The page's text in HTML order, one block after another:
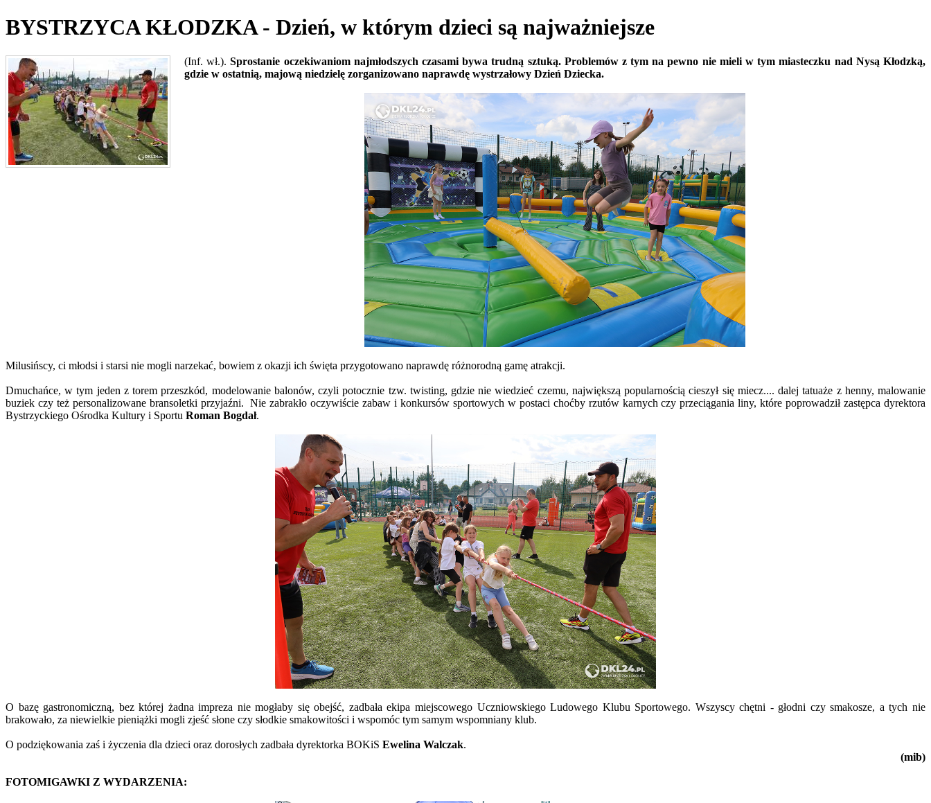
BYSTRZYCA KŁODZKA - Dzień, w którym dzieci są najważniejsze
(Inf. wł.).Sprostanie oczekiwaniom najmłodszych czasami bywa trudną sztuką. Problemów z tym na pewno nie mieli w tym miasteczku nad Nysą Kłodzką,
gdzie w ostatnią, majową niedzielę zorganizowano naprawdę wystrzałowy Dzień Dziecka.
Milusińscy, ci młodsi i starsi nie mogli narzekać, bowiem z okazji ich święta przygotowano naprawdę różnorodną gamę atrakcji.
Dmuchańce, w tym jeden z torem przeszkód, modelowanie balonów, czyli potocznie tzw. twisting, gdzie nie wiedzieć czemu, największą popularnością cieszył się miecz.... dalej tatuaże z henny, malowanie
buziek czy też personalizowane bransoletki przyjaźni. Nie zabrakło oczywiście zabaw i konkursów sportowych w postaci choćby rzutów karnych czy przeciągania liny, które poprowadził zastępca dyrektora
Bystrzyckiego Ośrodka Kultury i Sportu Roman Bogdał.
O bazę gastronomiczną, bez której żadna impreza nie mogłaby się obejść, zadbała ekipa miejscowego Uczniowskiego Ludowego Klubu Sportowego. Wszyscy chętni - głodni czy smakosze, a tych nie
brakowało, za niewielkie pieniążki mogli zjeść słone czy słodkie smakowitości i wspomóc tym samym wspomniany klub.
O podziękowania zaś i życzenia dla dzieci oraz dorosłych zadbała dyrektorka BOKiS Ewelina Walczak.
(mib)
FOTOMIGAWKI Z WYDARZENIA: